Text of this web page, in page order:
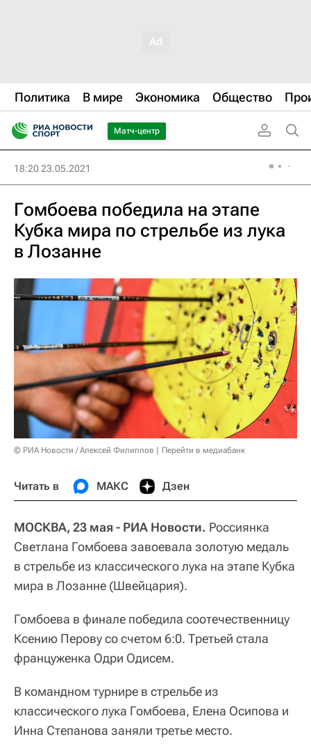
Политика В мире Экономика Общество
Матч-центр
18:20 23.05.2021
Гомбоева победила на этапе
Кубка мира по стрельбе из лука
в Лозанне
© РИА Новости / Алексей Филиппов Перейти в медиабанк
Читать в МАКС Дзен
МОСКВА, 23 мая - РИА Новости. Россиянка
Светлана Гомбоева завоевала золотую медаль
в стрельбе из классического лука на этапе Кубка
мира в Лозанне (Швейцария).
Гомбоева в финале победила соотечественницу
Ксению Перову со счетом 6:0. Третьей стала
француженка Одри Одисем.
В командном турнире в стрельбе из
классического лука Гомбоева, Елена Осипова и
Инна Степанова заняли третье место.